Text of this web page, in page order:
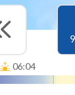
06:04